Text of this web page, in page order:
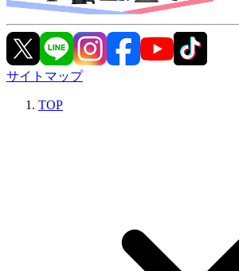
サイトマップ
TOP